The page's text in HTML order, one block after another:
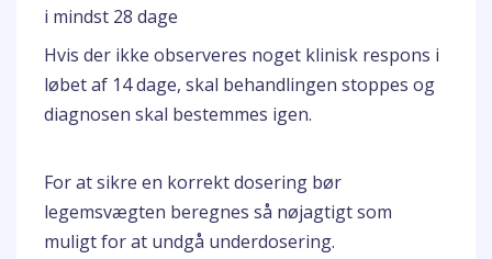
i mindst 28 dage
Hvis der ikke observeres noget klinisk respons i
løbet af 14 dage, skal behandlingen stoppes og
diagnosen skal bestemmes igen.
For at sikre en korrekt dosering bør
legemsvægten beregnes så nøjagtigt som
muligt for at undgå underdosering.